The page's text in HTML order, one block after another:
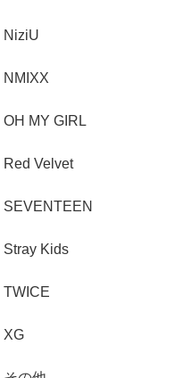
NiziU
NMIXX
OH MY GIRL
Red Velvet
SEVENTEEN
Stray Kids
TWICE
XG